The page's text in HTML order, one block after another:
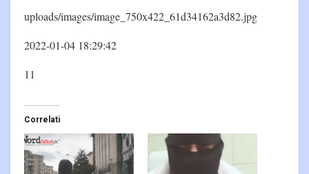
uploads/images/image_750x422_61d34162a3d82.jpg
2022-01-04 18:29:42
11
Correlati